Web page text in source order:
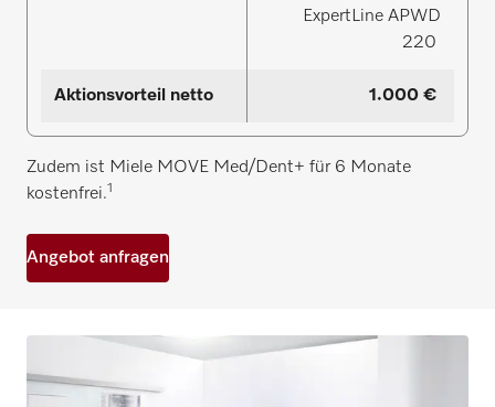
ExpertLine APWD
220
1.000 €
Zudem ist Miele MOVE Med/Dent+ für 6 Monate
kostenfrei.1
Angebot anfragen